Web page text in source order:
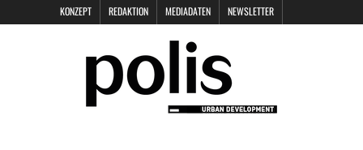
KONZEPT REDAKTION MEDIADATEN NEWSLETTER
DATENSCHUTZ